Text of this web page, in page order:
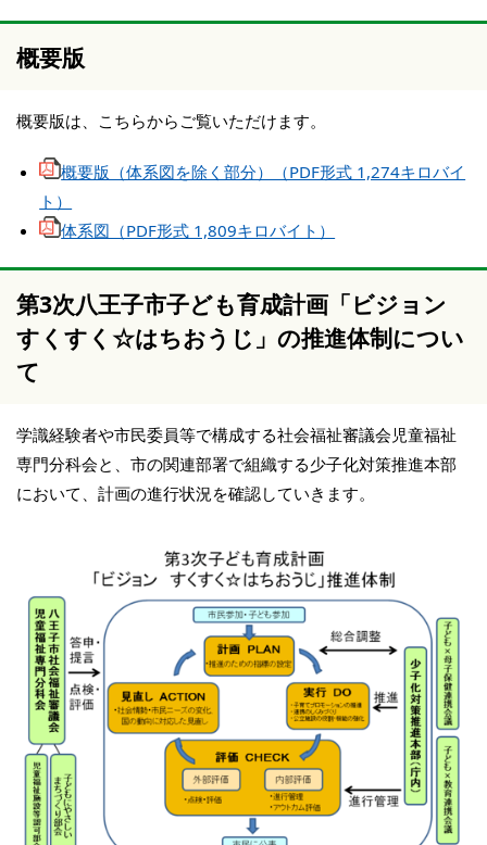
概要版
概要版は、こちらからご覧いただけます。
概要版（体系図を除く部分）（PDF形式 1,274キロバイ
ト）
体系図（PDF形式 1,809キロバイト）
第3次八王子市子ども育成計画「ビジョン
すくすく☆はちおうじ」の推進体制につい
て
学識経験者や市民委員等で構成する社会福祉審議会児童福祉
専門分科会と、市の関連部署で組織する少子化対策推進本部
において、計画の進行状況を確認していきます。